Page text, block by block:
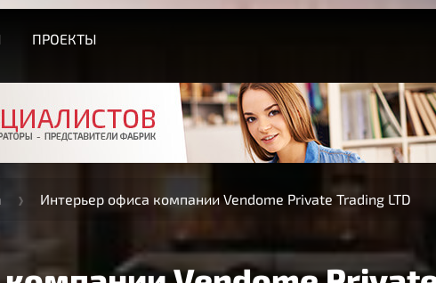
ПРОЕКТЫ
Интерьер офиса компании Vendome Private Trading LTD